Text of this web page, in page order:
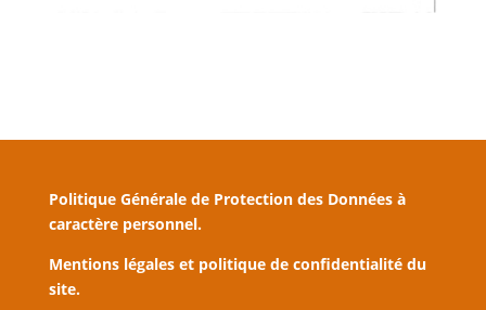
Politique Générale de Protection des Données à
caractère personnel.
Mentions légales et politique de confidentialité du
site.